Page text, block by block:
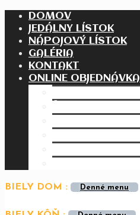
DOMOV
JEDÁLNY LÍSTOK
NÁPOJOVÝ LÍSTOK
GALÉRIA
KONTAKT
ONLINE OBJEDNÁVKA
BIELY DOM : Denné menu